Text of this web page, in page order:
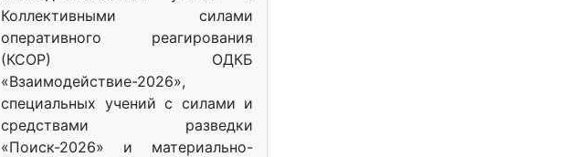
Коллективными силами
оперативного реагирования
(КСОР) ОДКБ
«Взаимодействие-2026»,
специальных учений с силами и
средствами разведки
«Поиск-2026» и материально-